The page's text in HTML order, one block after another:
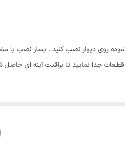
روی دیوار نصب کنید . پساز نصب با
جدا نمایید تا براقیت آینه ای حاصل